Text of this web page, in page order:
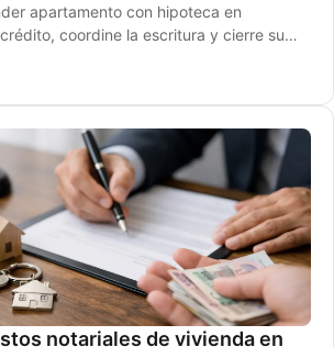
apartamento con hipoteca en
coordine la escritura y cierre su
notariales de vivienda en